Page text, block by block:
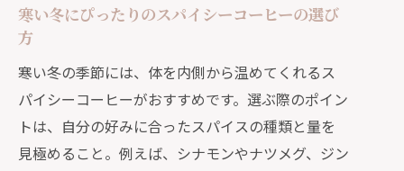
寒い冬にぴったりのスパイシーコーヒーの選び
方
寒い冬の季節には、体を内側から温めてくれるス
パイシーコーヒーがおすすめです。選ぶ際のポイン
トは、自分の好みに合ったスパイスの種類と量を
見極めること。例えば、シナモンやナツメグ、ジン